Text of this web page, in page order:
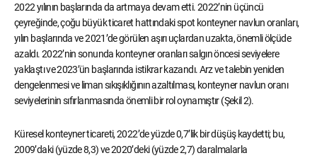
2022 yılının başlarında da artmaya devam etti. 2022’nin üçüncü
çeyreğinde, çoğu büyük ticaret hattındaki spot konteyner navlun oranları,
yılın başlarında ve 2021’de görülen aşırı uçlardan uzakta, önemli ölçüde
azaldı. 2022’nin sonunda konteyner oranları salgın öncesi seviyelere
yaklaştı ve 2023’ün başlarında istikrar kazandı. Arz ve talebin yeniden
dengelenmesi ve liman sıkışıklığının azaltılması, konteyner navlun oranı
seviyelerinin sıfırlanmasında önemli bir rol oynamıştır (Şekil 2).
Küresel konteyner ticareti, 2022’de yüzde 0,7’lik bir düşüş kaydetti; bu,
2009’daki (yüzde 8,3) ve 2020’deki (yüzde 2,7) daralmalarla